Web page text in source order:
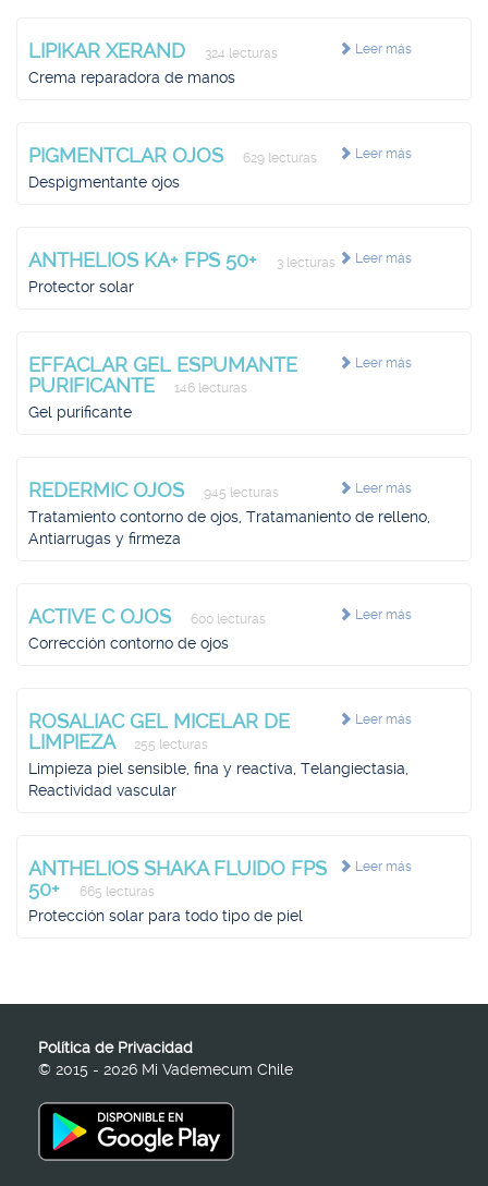
Leer más
LIPIKAR XERAND 324 lecturas
Crema reparadora de manos
Leer más
PIGMENTCLAR OJOS 629 lecturas
Despigmentante ojos
Leer más
ANTHELIOS KA+ FPS 50+ 3 lecturas
Protector solar
Leer más
EFFACLAR GEL ESPUMANTE
PURIFICANTE
146 lecturas
Gel purificante
Leer más
REDERMIC OJOS 945 lecturas
Tratamiento contorno de ojos, Tratamaniento de relleno,
Antiarrugas y firmeza
Leer más
ACTIVE C OJOS 600 lecturas
Corrección contorno de ojos
Leer más
ROSALIAC GEL MICELAR DE
LIMPIEZA
255 lecturas
Limpieza piel sensible, fina y reactiva, Telangiectasia,
Reactividad vascular
Leer más
ANTHELIOS SHAKA FLUIDO FPS
50+
665 lecturas
Protección solar para todo tipo de piel
Política de Privacidad
© 2015 - 2026 Mi Vademecum Chile